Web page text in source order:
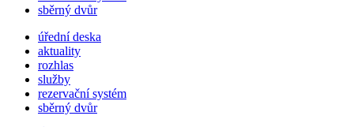
sběrný dvůr
úřední deska
aktuality
rozhlas
služby
rezervační systém
sběrný dvůr